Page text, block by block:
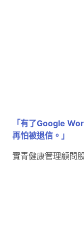
「有了Google
再怕被退信。」
實青健康管理顧問